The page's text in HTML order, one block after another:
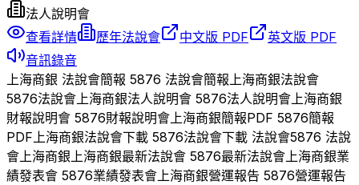
法人說明會
查看詳情
歷年法說會 中文版 PDF
英文版 PDF
音訊錄音
上海商銀 法說會簡報 5876 法說會簡報 上海商銀法說會
5876法說會 上海商銀法人說明會 5876法人說明會 上海商銀
財報說明會 5876財報說明會 上海商銀簡報PDF 5876簡報
PDF 上海商銀法說會下載 5876法說會下載 法說會5876 法說
會 上海商銀 上海商銀最新法說會 5876最新法說會 上海商銀業
績發表會 5876業績發表會 上海商銀營運報告 5876營運報告